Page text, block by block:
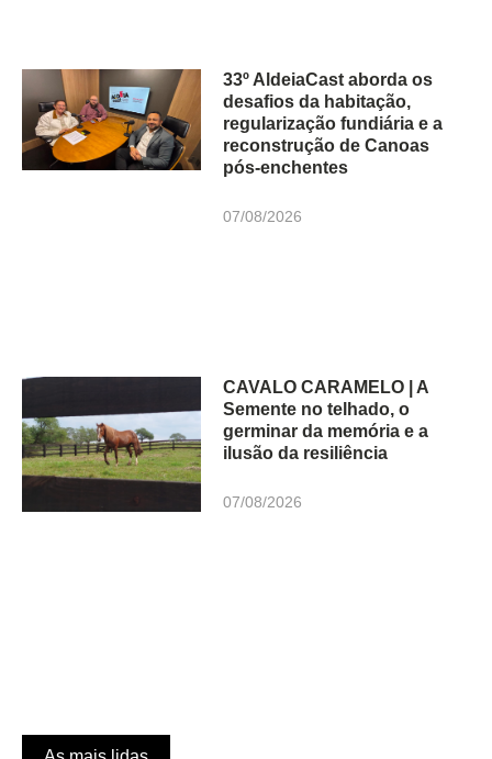
33º AldeiaCast aborda os
desafios da habitação,
regularização fundiária e a
reconstrução de Canoas
pós-enchentes
07/08/2026
CAVALO CARAMELO | A
Semente no telhado, o
germinar da memória e a
ilusão da resiliência
07/08/2026